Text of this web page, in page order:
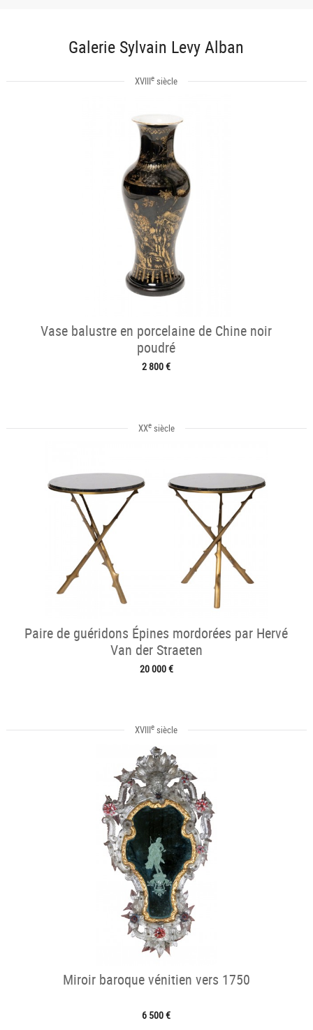
Galerie Sylvain Levy Alban
XVIIIe siècle
Vase balustre en porcelaine de Chine noir
poudré
2 800 €
XXesiècle
Paire de guéridons Épines mordorées par Hervé
Van der Straeten
20 000 €
XVIIIe siècle
Miroir baroque vénitien vers 1750
6 500 €